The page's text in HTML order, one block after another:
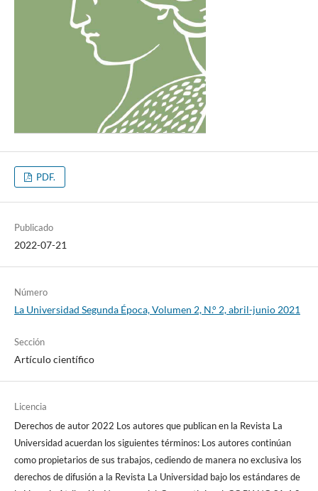
PDF.
Publicado
2022-07-21
Número
La Universidad Segunda Época, Volumen 2, N.° 2, abril-junio 2021
Sección
Artículo científico
Licencia
Derechos de autor 2022 Los autores que publican en la Revista La
Universidad acuerdan los siguientes términos: Los autores continúan
como propietarios de sus trabajos, cediendo de manera no exclusiva los
derechos de difusión a la Revista La Universidad bajo los estándares de